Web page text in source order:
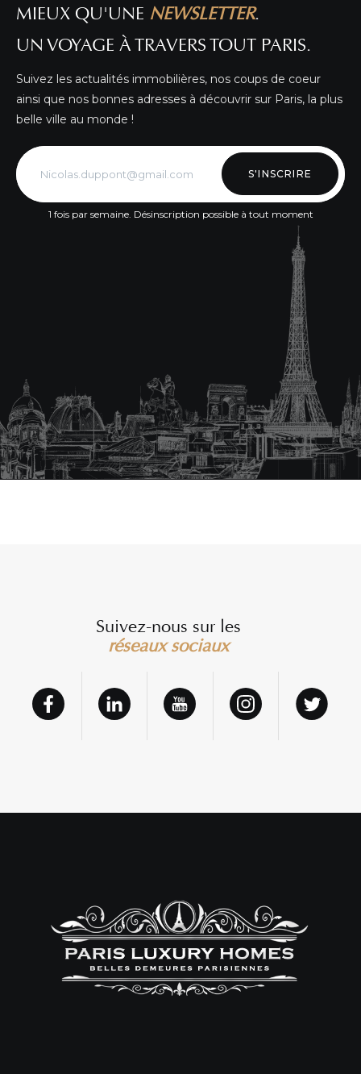
MIEUX QU'UNE NEWSLETTER.
UN VOYAGE À TRAVERS TOUT PARIS.
Suivez les actualités immobilières, nos coups de coeur
ainsi que nos bonnes adresses à découvrir sur Paris, la plus
belle ville au monde !
S'INSCRIRE
1 fois par semaine. Désinscription possible à tout moment
Suivez-nous sur les
réseaux sociaux